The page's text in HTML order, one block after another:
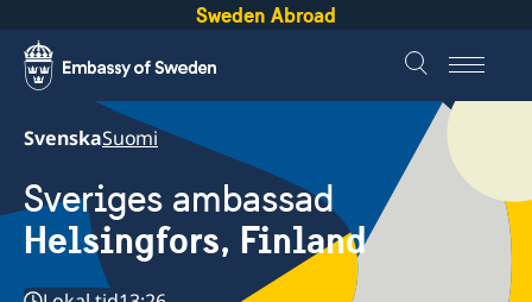
Sweden Abroad
SvenskaSuomi
Sveriges ambassad
Helsingfors, Finland